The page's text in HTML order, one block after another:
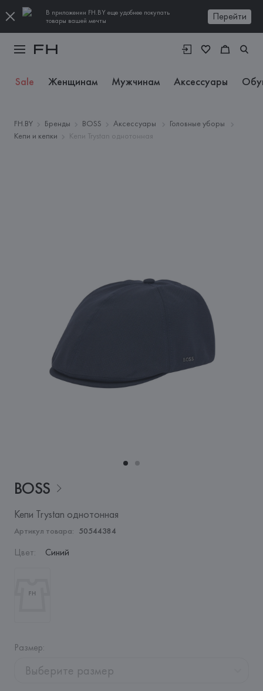
В приложении FH.BY еще удобнее покупать
товары вашей мечты
Перейти
Sale Женщинам Мужчинам Аксессуары
FH.BY Бренды BOSS Аксессуары
Головные уборы
Кепи и кепки
Кепи Trystan однотонная
BOSS
Кепи Trystan однотонная
Артикул товара: 50544384
Цвет: Синий
Размер:
Выберите размер